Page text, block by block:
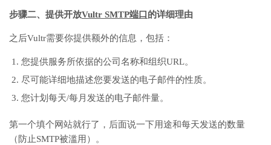
步骤二、提供开放Vultr SMTP端口 的详细理由
之后Vultr需要你提供额外的信息，包括：
您提供服务所依据的公司名称和组织URL。
尽可能详细地描述您要发送的电子邮件的性质。
您计划每天/每月发送的电子邮件量。
第一个填个网站就行了，后面说一下用途和每天发送的数量
（防止SMTP被滥用）。